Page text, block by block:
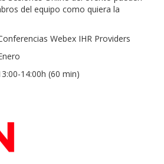
del equipo como quiera la
Webex IHR Providers
14:00h (60 min)